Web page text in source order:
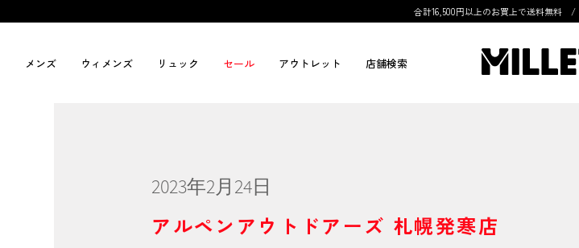
合計16,500円以上のお買上で送料無料 /
メンズ ウィメンズ リュック セール アウトレット 店舗検索
2023年2月24日
アルペンアウトドアーズ 札幌発寒店